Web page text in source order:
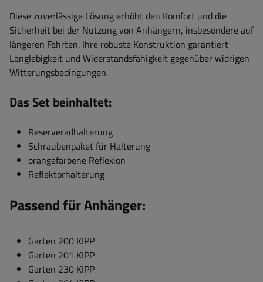
Diese zuverlässige Lösung erhöht den Komfort und die
Sicherheit bei der Nutzung von Anhängern, insbesondere auf
längeren Fahrten. Ihre robuste Konstruktion garantiert
Langlebigkeit und Widerstandsfähigkeit gegenüber widrigen
Witterungsbedingungen.
Das Set beinhaltet:
Reserveradhalterung
Schraubenpaket für Halterung
orangefarbene Reflexion
Reflektorhalterung
Passend für Anhänger:
Garten 200 KIPP
Garten 201 KIPP
Garten 230 KIPP